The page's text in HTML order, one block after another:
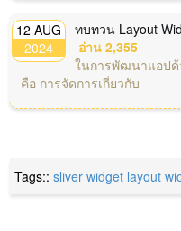
12 AUG
2024
ทบทวน Layout
อ่าน 2,355
ในการพัฒนาแอป
คือ การจัดการเกี่ยวกับ
Tags::sliver widget layout